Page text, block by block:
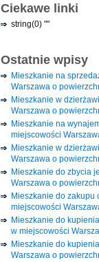
Ciekawe linki
string(0) ""
Ostatnie wpisy
Mieszkanie na
Warszawa o
Mieszkanie w
Warszawa o
Mieszkanie na
miejscowości
Mieszkanie w
Warszawa o
Mieszkanie do zbycia
Warszawa o
Mieszkanie do zakupu
miejscowości
Mieszkanie do
w miejscowości
Mieszkanie do
Warszawa o